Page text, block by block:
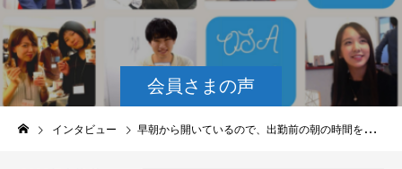
会員さまの声
インタビュー 早朝から開いているので、出勤前の朝の時間を有効に使えてます！